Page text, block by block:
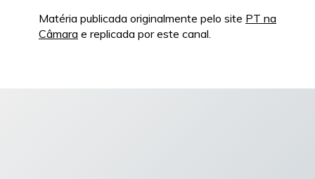
Matéria publicada originalmente pelo site PT na
Câmara e replicada por este canal.